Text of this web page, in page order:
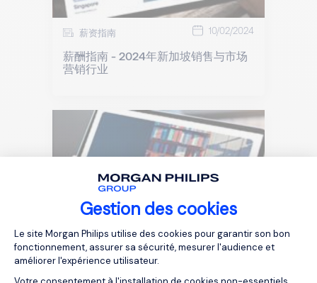
Gestion des cookies
Plateforme de Gestion du
Le site Morgan Philips utilise des cookies pour garantir son bon
fonctionnement, assurer sa sécurité, mesurer l'audience et
améliorer l'expérience utilisateur.
薪资指南 10/02/2024
薪酬指南 - 2024年新加坡销售与市场
营销行业
薪资指南 30/01/2024
薪酬指南 - 2024年新加坡工业与制造